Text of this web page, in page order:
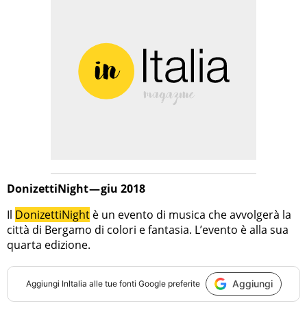
DonizettiNight — giu 2018
Il DonizettiNight è un evento di musica che avvolgerà la
città di Bergamo di colori e fantasia. L’evento è alla sua
quarta edizione.
Aggiungi InItalia alle tue fonti Google preferite Aggiungi